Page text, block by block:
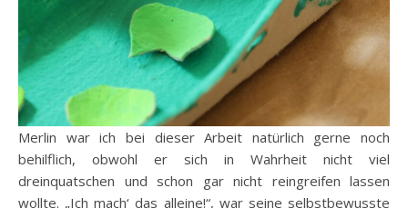
Merlin war ich bei dieser Arbeit natürlich gerne noch
behilflich, obwohl er sich in Wahrheit nicht viel
dreinquatschen und schon gar nicht reingreifen lassen
wollte. „Ich mach‘ das alleine!“, war seine selbstbewusste